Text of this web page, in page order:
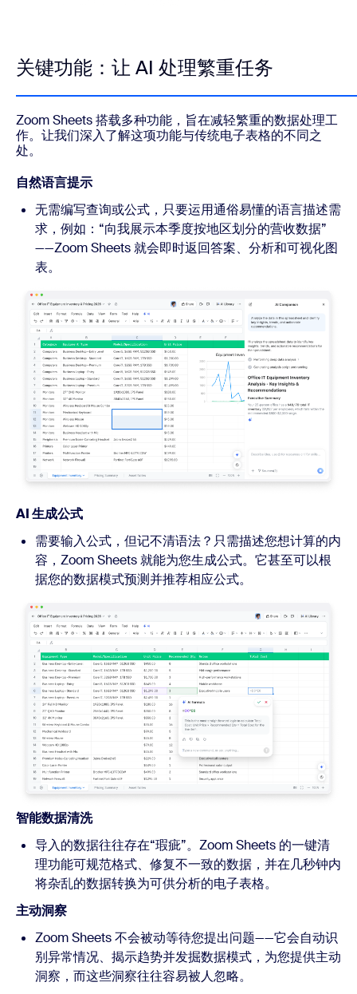
关键功能：让 AI 处理繁重任务
Zoom Sheets 搭载多种功能，旨在减轻繁重的数据处理工
作。让我们深入了解这项功能与传统电子表格的不同之
处。
自然语言提示
无需编写查询或公式，只要运用通俗易懂的语言描述需
求，例如：“向我展示本季度按地区划分的营收数据”
——Zoom Sheets 就会即时返回答案、分析和可视化图
表。
AI 生成公式
需要输入公式，但记不清语法？只需描述您想计算的内
容，Zoom Sheets 就能为您生成公式。它甚至可以根
据您的数据模式预测并推荐相应公式。
智能数据清洗
导入的数据往往存在“瑕疵”。Zoom Sheets 的一键清
理功能可规范格式、修复不一致的数据，并在几秒钟内
将杂乱的数据转换为可供分析的电子表格。
主动洞察
Zoom Sheets 不会被动等待您提出问题——它会自动识
别异常情况、揭示趋势并发掘数据模式，为您提供主动
洞察，而这些洞察往往容易被人忽略。